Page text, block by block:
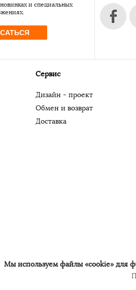
и специальных
Сервис
Дизайн - проект
Обмен и возврат
Доставка
Мы используем файлы «cookie» для